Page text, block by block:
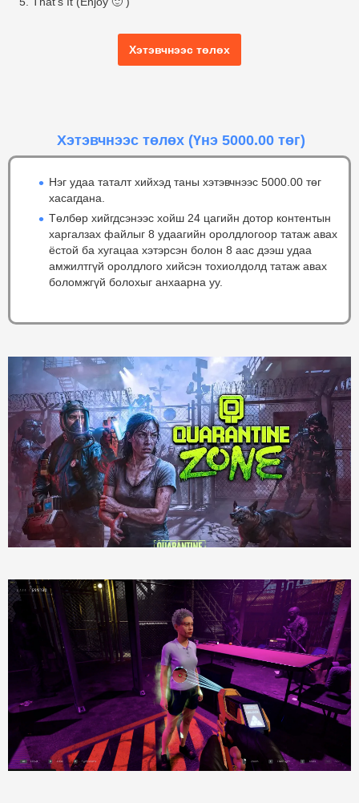
Хэтэвчнээс төлөх
Хэтэвчнээс төлөх (Үнэ 5000.00 төг)
Нэг удаа таталт хийхэд таны хэтэвчнээс 5000.00 төг
хасагдана.
Төлбөр хийгдсэнээс хойш 24 цагийн дотор контентын
харгалзах файлыг 8 удаагийн оролдлогоор татаж авах
ёстой ба хугацаа хэтэрсэн болон 8 аас дээш удаа
амжилтгүй оролдлого хийсэн тохиолдолд татаж авах
боломжгүй болохыг анхаарна уу.